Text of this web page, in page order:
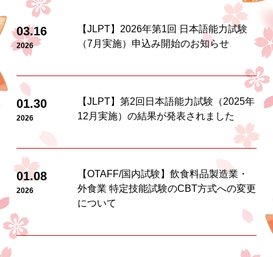
03.16
2026
【JLPT】2026年第1回 日本語能力試験
（7月実施）申込み開始のお知らせ
01.30
2026
【JLPT】第2回日本語能力試験（2025年
12月実施）の結果が発表されました
01.08
2026
【OTAFF/国内試験】飲食料品製造業・
外食業 特定技能試験のCBT方式への変更
について